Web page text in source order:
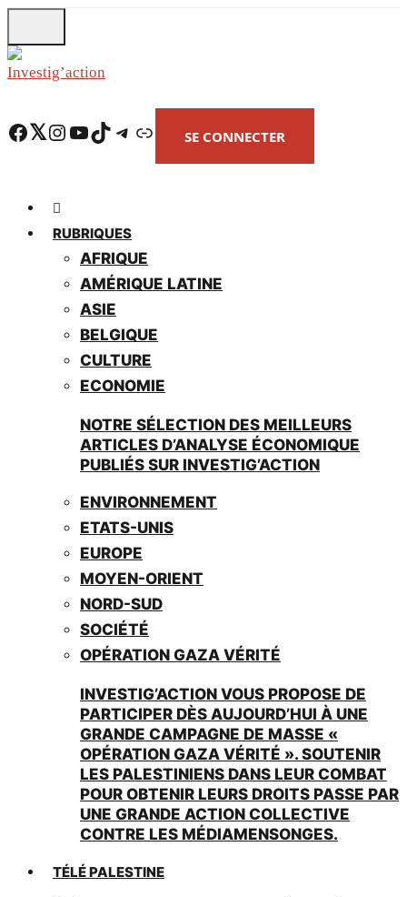
to
main
Facebook Twitter Instagram YouTube TikTok Telegram Lien SE CONNECTER
RUBRIQUES
AFRIQUE
AMÉRIQUE LATINE
ASIE
BELGIQUE
CULTURE
ECONOMIE
NOTRE SÉLECTION DES MEILLEURS
ARTICLES D’ANALYSE ÉCONOMIQUE
PUBLIÉS SUR INVESTIG’ACTION
ENVIRONNEMENT
ETATS-UNIS
EUROPE
MOYEN-ORIENT
NORD-SUD
SOCIÉTÉ
OPÉRATION GAZA VÉRITÉ
INVESTIG’ACTION VOUS PROPOSE DE
PARTICIPER DÈS AUJOURD’HUI À UNE
GRANDE CAMPAGNE DE MASSE «
OPÉRATION GAZA VÉRITÉ ». SOUTENIR
LES PALESTINIENS DANS LEUR COMBAT
POUR OBTENIR LEURS DROITS PASSE PAR
UNE GRANDE ACTION COLLECTIVE
CONTRE LES MÉDIAMENSONGES.
TÉLÉ PALESTINE